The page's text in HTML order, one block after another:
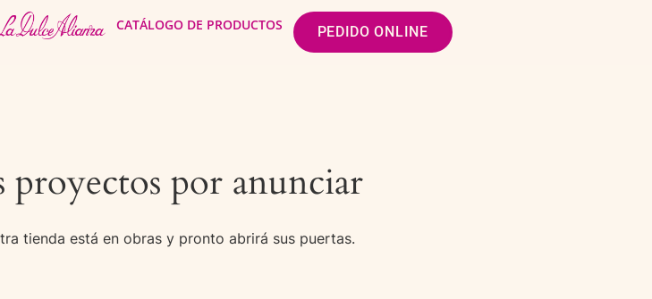
CATÁLOGO DE PRODUCTOS PEDIDO ONLINE
proyectos por anunciar
tienda está en obras y pronto abrirá sus puertas.